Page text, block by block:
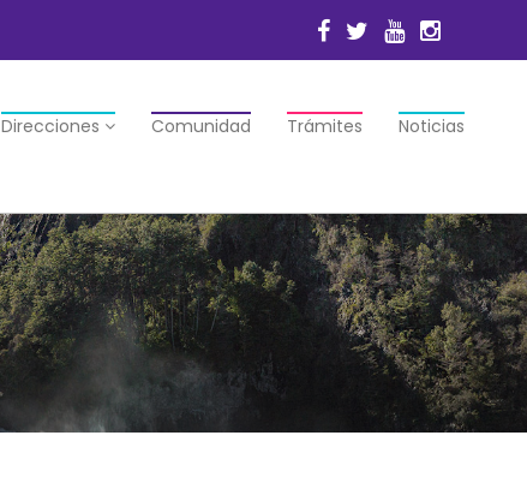
Direcciones Comunidad Trámites Noticias